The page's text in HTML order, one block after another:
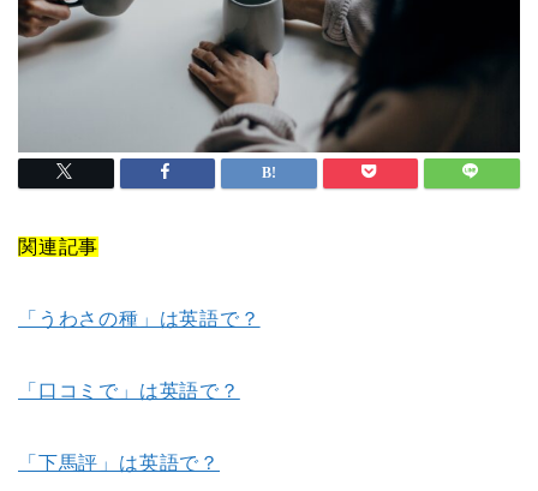
関連記事
「うわさの種」は英語で？
「口コミで」は英語で？
「下馬評」は英語で？